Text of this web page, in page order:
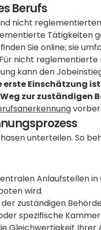
Berufs
nicht
Tätigkeiten
Sie online; sie
nicht
kann den
Einschätzung
zur zuständigen
unterteilen. So
Anlaufstellen
wird.
zuständigen
spezifische